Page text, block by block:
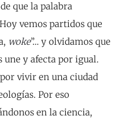
que la palabra
vemos partidos que
woke”… y olvidamos que
une y afecta por igual.
vivir en una ciudad
Por eso
en la ciencia,